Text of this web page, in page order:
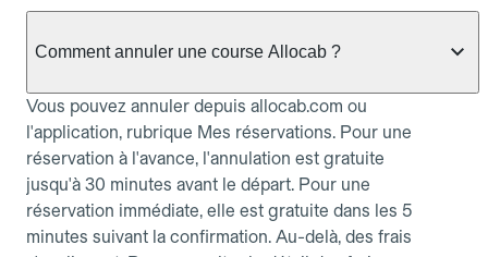
Comment annuler une course Allocab ?
Vous pouvez annuler depuis allocab.com ou
l'application, rubrique Mes réservations. Pour une
réservation à l'avance, l'annulation est gratuite
jusqu'à 30 minutes avant le départ. Pour une
réservation immédiate, elle est gratuite dans les 5
minutes suivant la confirmation. Au-delà, des frais